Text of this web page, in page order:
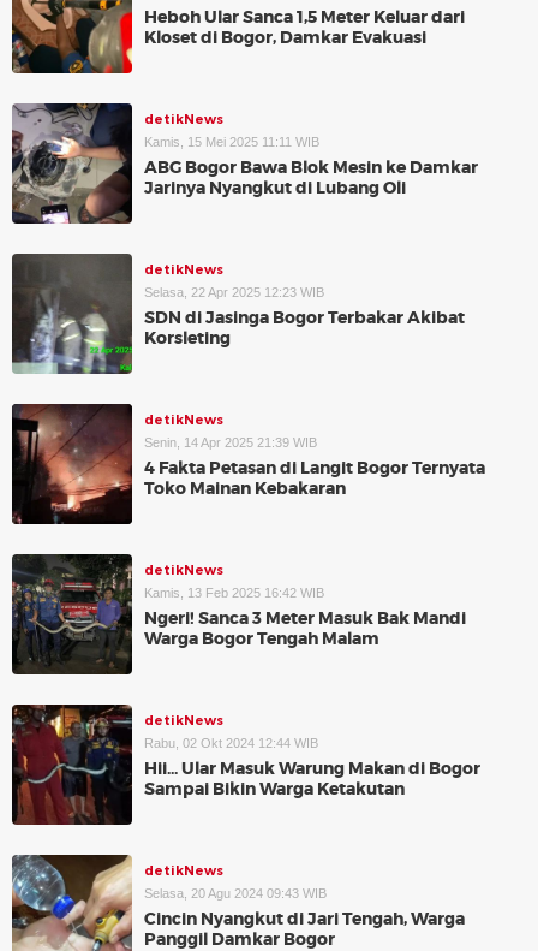
Heboh Ular Sanca 1,5 Meter Keluar dari
Kloset di Bogor, Damkar Evakuasi
detikNews
Kamis, 15 Mei 2025 11:11 WIB
ABG Bogor Bawa Blok Mesin ke Damkar
Jarinya Nyangkut di Lubang Oli
detikNews
Selasa, 22 Apr 2025 12:23 WIB
SDN di Jasinga Bogor Terbakar Akibat
Korsleting
detikNews
Senin, 14 Apr 2025 21:39 WIB
4 Fakta Petasan di Langit Bogor Ternyata
Toko Mainan Kebakaran
detikNews
Kamis, 13 Feb 2025 16:42 WIB
Ngeri! Sanca 3 Meter Masuk Bak Mandi
Warga Bogor Tengah Malam
detikNews
Rabu, 02 Okt 2024 12:44 WIB
Hii... Ular Masuk Warung Makan di Bogor
Sampai Bikin Warga Ketakutan
detikNews
Selasa, 20 Agu 2024 09:43 WIB
Cincin Nyangkut di Jari Tengah, Warga
Panggil Damkar Bogor